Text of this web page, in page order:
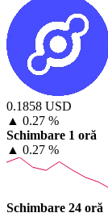
0.1858 USD
▲ 0.27 %
Schimbare 1 oră
▲ 0.27 %
Schimbare 24 oră